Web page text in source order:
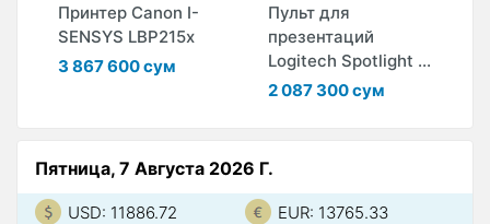
Принтер Canon I-
SENSYS LBP215x
3 867 600 сум
Пульт для
презентаций
Logitech Spotlight ...
2 087 300 сум
Пятница, 7 Августа 2026 Г.
USD: 11886.72 EUR: 13765.33